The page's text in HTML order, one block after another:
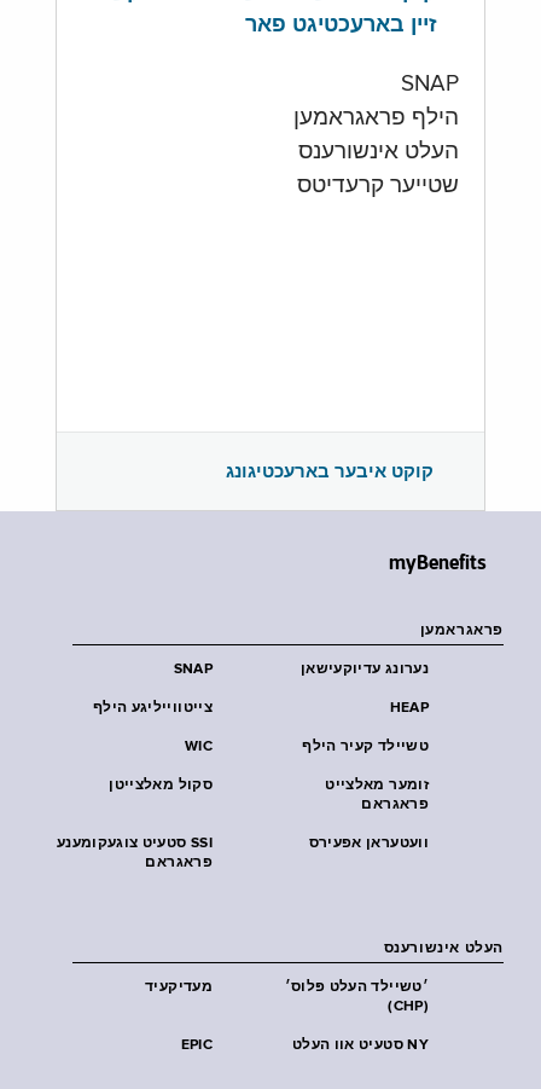
זיין בארעכטיגט פאר
SNAP
הילף פראגראמען
העלט אינשורענס
שטייער קרעדיטס
קוקט איבער בארעכטיגונג
myBenefits
פראגראמען
SNAP נערונג עדיוקעישאן
צייטווייליגע הילף HEAP
WIC טשיילד קעיר הילף
סקול מאלצייטן
זומער מאלצייט
פראגראם
SSI סטעיט צוגעקומענע
פראגראם
וועטעראן אפעירס
העלט אינשורענס
מעדיקעיד
׳טשיילד העלט פּלוס׳
(CHP)
EPIC NY סטעיט אוו העלט